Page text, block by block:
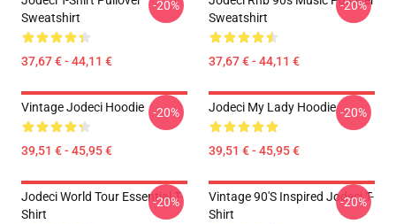
Sweatshirt
37,67 € - 44,11 €
-20%
Sweatshirt
37,67 € - 44,11 €
-20%
Vintage Jodeci Hoodie
39,51 € - 45,95 €
-20% Jodeci My Lady Hoodie
39,51 € - 45,95 €
-20%
Jodeci World Tour Essential T-
Shirt
-20%
Vintage 90's Inspired Jodeci T-
Shirt
-20%